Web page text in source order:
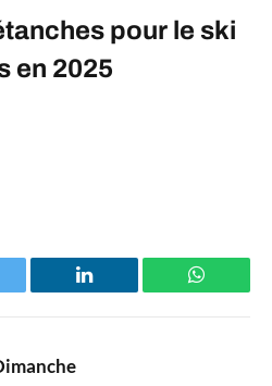
pour le ski
en 2025
LinkedIn